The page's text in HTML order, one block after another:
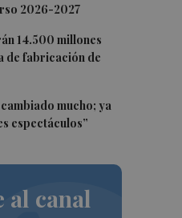
2026-2027
14.500 millones
de fabricación de
mucho; ya
espectáculos”
al canal